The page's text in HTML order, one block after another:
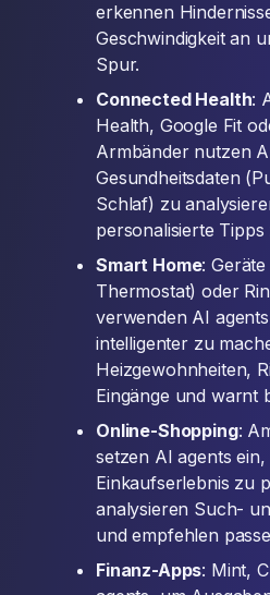
erkennen
Geschwindigkeit an
Spur.
Connected Health:
Health, Google Fit
Armbänder nutzen
Gesundheitsdaten
Schlaf) zu
personalisierte Tipps
Smart Home:
Thermostat) oder
verwenden AI
intelligenter zu
Heizgewohnheiten,
Eingänge und warnt
Online-Shopping:
setzen AI agents ein,
Einkaufserlebnis zu
analysieren Such-
und empfehlen
Finanz-Apps: Mint,